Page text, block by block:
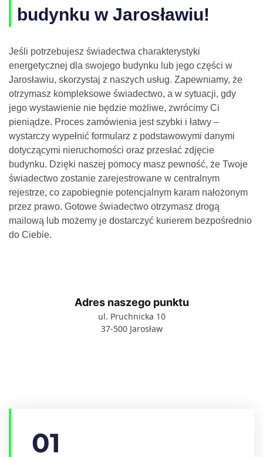
budynku w Jarosławiu!
Jeśli potrzebujesz świadectwa charakterystyki
energetycznej dla swojego budynku lub jego części w
Jarosławiu, skorzystaj z naszych usług. Zapewniamy, że
otrzymasz kompleksowe świadectwo, a w sytuacji, gdy
jego wystawienie nie będzie możliwe, zwrócimy Ci
pieniądze. Proces zamówienia jest szybki i łatwy –
wystarczy wypełnić formularz z podstawowymi danymi
dotyczącymi nieruchomości oraz przesłać zdjęcie
budynku. Dzięki naszej pomocy masz pewność, że Twoje
świadectwo zostanie zarejestrowane w centralnym
rejestrze, co zapobiegnie potencjalnym karam nałożonym
przez prawo. Gotowe świadectwo otrzymasz drogą
mailową lub możemy je dostarczyć kurierem bezpośrednio
do Ciebie.
Adres naszego punktu
ul. Pruchnicka 10
37-500 Jarosław
01